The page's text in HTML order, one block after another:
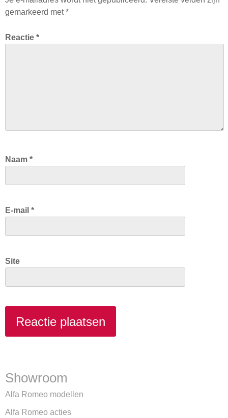
gemarkeerd met*
Reactie *
Naam *
E-mail *
Site
Showroom
Alfa Romeo modellen
Alfa Romeo acties